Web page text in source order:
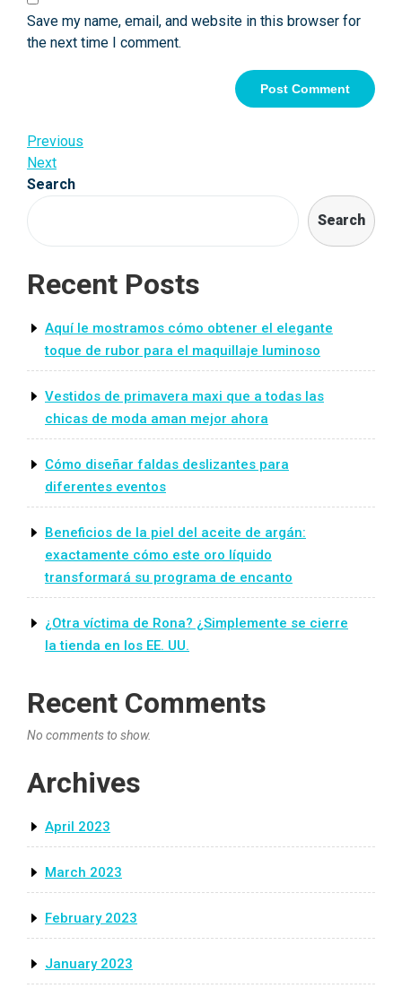
Save my name, email, and website in this browser for
the next time I comment.
Post
navigation
Previous
Post
Previous
Next
Post
Next
Search
Search
Recent Posts
Aquí le mostramos cómo obtener el elegante
toque de rubor para el maquillaje luminoso
Vestidos de primavera maxi que a todas las
chicas de moda aman mejor ahora
Cómo diseñar faldas deslizantes para
diferentes eventos
Beneficios de la piel del aceite de argán:
exactamente cómo este oro líquido
transformará su programa de encanto
¿Otra víctima de Rona? ¿Simplemente se cierre
la tienda en los EE. UU.
Recent Comments
No comments to show.
Archives
April 2023
March 2023
February 2023
January 2023